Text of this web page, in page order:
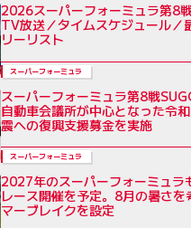
2026スーパーフォーミュラ第8
TV放送／タイムスケジュール／
リーリスト
スーパーフォーミュラ
スーパーフォーミュラ第8戦
自動車会議所が中心となった令
震への復興支援募金を実施
スーパーフォーミュラ
2027年のスーパーフォーミュラ
レース開催を予定。8月の暑さを
マーブレイクを設定